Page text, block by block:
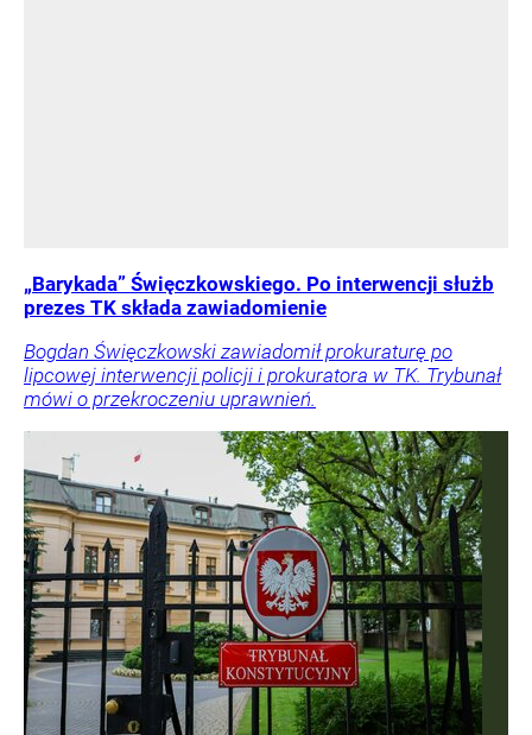
„Barykada” Święczkowskiego. Po interwencji służb
prezes TK składa zawiadomienie
Bogdan Święczkowski zawiadomił prokuraturę po
lipcowej interwencji policji i prokuratora w TK. Trybunał
mówi o przekroczeniu uprawnień.